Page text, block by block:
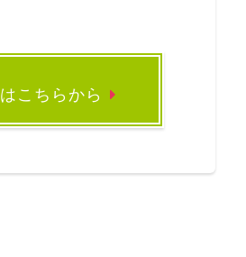
はこちらから